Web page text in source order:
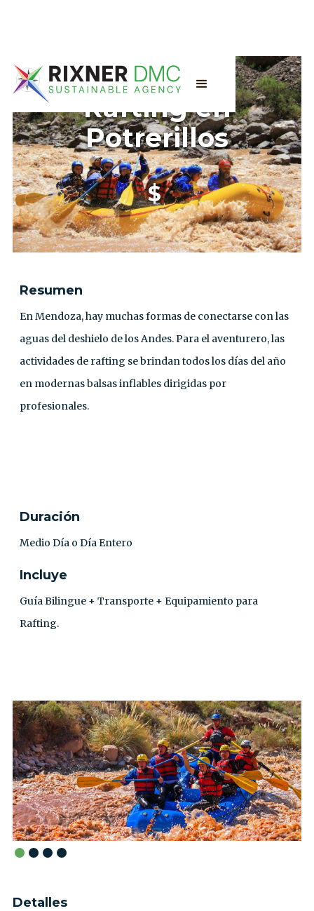
Rafting en
Potrerillos
$
Resumen
En Mendoza, hay muchas formas de conectarse con las
aguas del deshielo de los Andes. Para el aventurero, las
actividades de rafting se brindan todos los días del año
en modernas balsas inflables dirigidas por
profesionales.
Duración
Medio Día o Día Entero
Incluye
Guía Bilingue + Transporte + Equipamiento para
Rafting.
Detalles